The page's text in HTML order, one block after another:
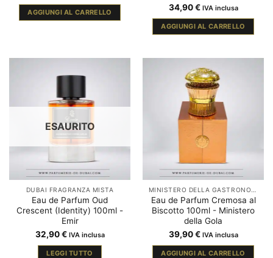
AGGIUNGI AL CARRELLO 34,90€ IVA inclusa
AGGIUNGI AL CARRELLO
ESAURITO
DUBAI FRAGRANZA MISTA
Eau de Parfum Oud
Crescent (Identity) 100ml -
Emir
32,90€ IVA inclusa
LEGGI TUTTO
Eau de Parfum Cremosa al
Biscotto 100ml - Ministero
della Gola
39,90€ IVA inclusa
AGGIUNGI AL CARRELLO